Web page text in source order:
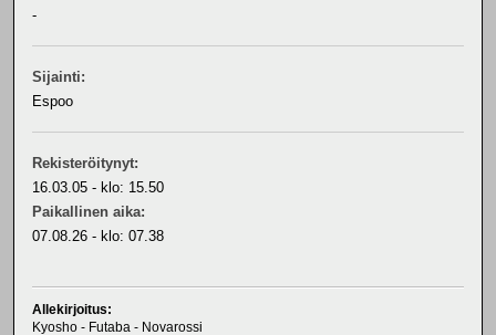
-
Sijainti:
Espoo
Rekisteröitynyt:
16.03.05 - klo: 15.50
Paikallinen aika:
07.08.26 - klo: 07.38
Allekirjoitus:
Kyosho - Futaba - Novarossi